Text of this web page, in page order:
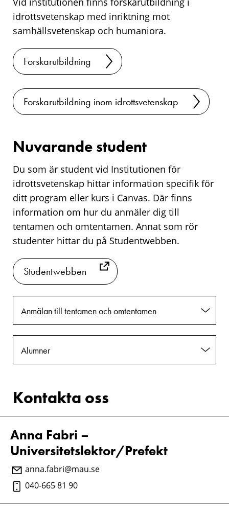
idrottsvetenskap med inriktning mot
samhällsvetenskap och humaniora.
Forskarutbildning
Forskarutbildning inom idrottsvetenskap
Nuvarande student
Du som är student vid Institutionen för
idrottsvetenskap hittar information specifik för
ditt program eller kurs i Canvas. Där finns
information om hur du anmäler dig till
tentamen och omtentamen. Annat som rör
studenter hittar du på Studentwebben.
Studentwebben
Anmälan till tentamen och omtentamen
Alumner
Kontakta oss
Anna Fabri –
Universitetslektor/Prefekt
anna.fabri@mau.se
040-665 81 90